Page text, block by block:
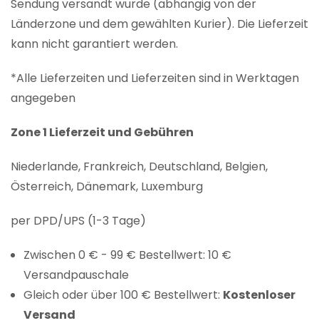
Sendung versandt wurde (abhängig von der
Länderzone und dem gewählten Kurier). Die Lieferzeit
kann nicht garantiert werden.
*Alle Lieferzeiten und Lieferzeiten sind in Werktagen
angegeben
Zone 1 Lieferzeit und Gebühren
Niederlande, Frankreich, Deutschland, Belgien,
Österreich, Dänemark, Luxemburg
per DPD/UPS (1-3 Tage)
Zwischen 0 € - 99 € Bestellwert: 10 €
Versandpauschale
Gleich oder über 100 € Bestellwert: Kostenloser
Versand